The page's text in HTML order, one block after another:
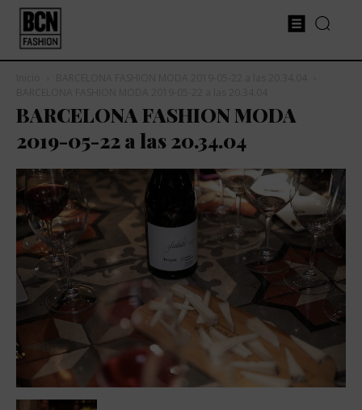
BARCELONA FASHION MODA
2019-05-22 a las 20.34.04